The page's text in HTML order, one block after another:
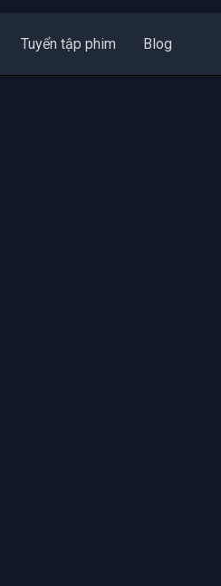
Tuyển tập phim Blog